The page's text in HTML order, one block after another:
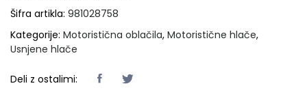
Šifra artikla: 981028758
Kategorije: Motoristična oblačila, Motoristične hlače,
Usnjene hlače
Deli z ostalimi: